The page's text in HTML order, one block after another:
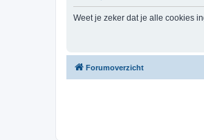
Weet je zeker dat je alle cookies
Forumoverzicht